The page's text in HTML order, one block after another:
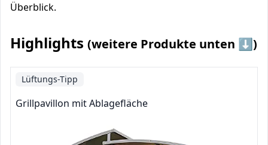
Überblick.
Highlights (weitere Produkte unten ⬇️)
Lüftungs-Tipp
Grillpavillon mit Ablagefläche